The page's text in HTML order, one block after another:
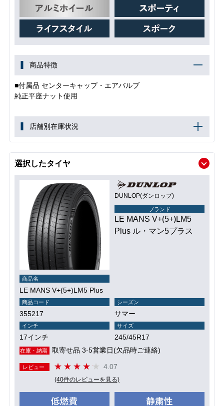
商品特徴
■付属品 センターキャップ・エアバルブ
純正平座ナット使用
店舗別在庫状況
選択したタイヤ
DUNLOP(ダンロップ)
ブランド
LE MANS V+(5+)LM5
Plus ル・マン5プラス
商品名
LE MANS V+(5+)LM5 Plus
商品コード
355217
シーズン
サマー
インチ
17インチ
サイズ
245/45R17
在庫・納期 取寄せ品 3-5営業日(欠品時ご連絡)
レビュー 4.07
(40件のレビューを見る)